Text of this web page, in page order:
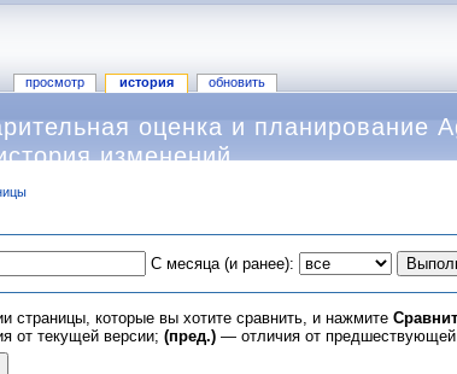
просмотр история обновить
оценка и планирование
изменений
С месяца (и ранее):
страницы, которые вы хотите сравнить, и нажмите
от текущей версии; (пред.) — отличия от предшествующей